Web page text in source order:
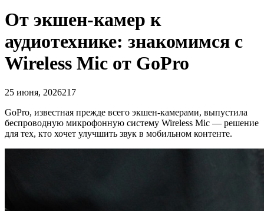
От экшен‑камер к
аудиотехнике: знакомимся с
Wireless Mic от GoPro
25 июня, 2026217
GoPro, известная прежде всего экшен‑камерами, выпустила
беспроводную микрофонную систему Wireless Mic — решение
для тех, кто хочет улучшить звук в мобильном контенте.